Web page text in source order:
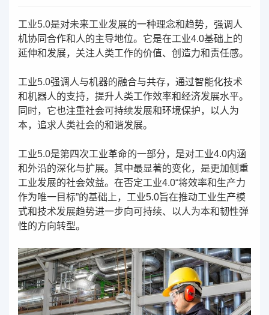
工业5.0是对未来工业发展的一种理念和趋势，强调人
机协同合作和人的主导地位。它是在工业4.0基础上的
延伸和发展，关注人类工作的价值、创造力和责任感。
工业5.0强调人与机器的融合与共存，通过智能化技术
和机器人的支持，提升人类工作效率和经济发展水平。
同时，它也注重社会可持续发展和环境保护，以人为
本，追求人类社会的和谐发展。
工业5.0是第四次工业革命的一部分，是对工业4.0内涵
和外沿的深化与扩展。其中最显著的变化，是更加侧重
工业发展的社会效益。在否定工业4.0“将效率和生产力
作为唯一目标”的基础上，工业5.0旨在推动工业生产模
式和技术发展趋势进一步向可持续、以人为本和韧性弹
性的方向转型。